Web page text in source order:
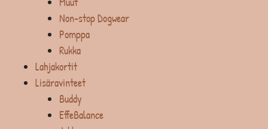
Non-stop Dogwear
Pomppa
Rukka
Lahjakortit
Lisäravinteet
Buddy
EffeBalance